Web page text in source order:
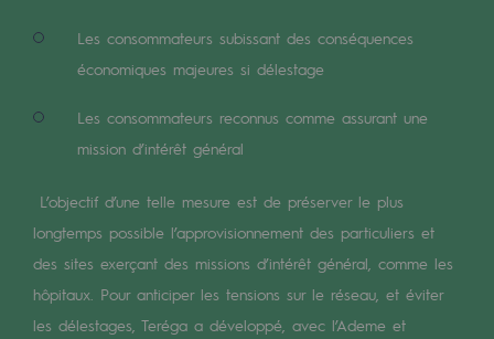
Les énergies d'avenir
Gaz renouvelables et procédés durables
Pyrogazéification et gazéification
Méthanation
Captage de CO2
Les consommateurs subissant des conséquences
économiques majeures si délestage
Les consommateurs reconnus comme assurant une
mission d’intérêt général
L’objectif d’une telle mesure est de préserver le plus
longtemps possible l’approvisionnement des particuliers et
des sites exerçant des missions d’intérêt général, comme les
hôpitaux. Pour anticiper les tensions sur le réseau, et éviter
les délestages, Teréga a développé, avec l’Ademe et